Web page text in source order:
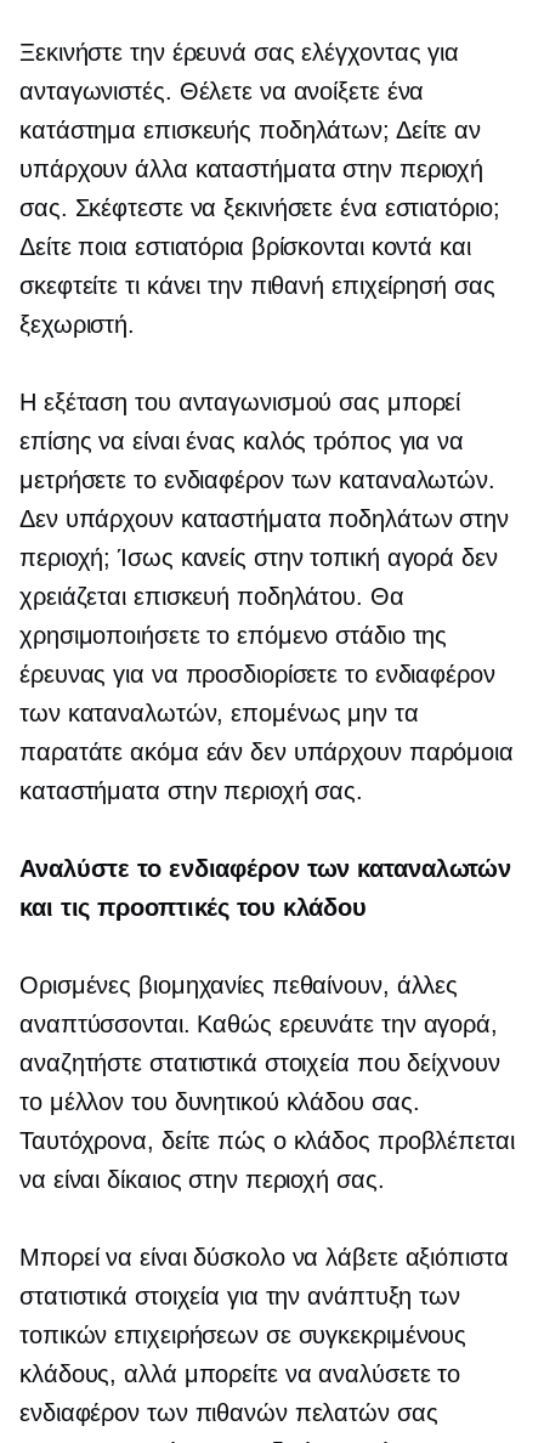
Ξεκινήστε την έρευνά σας ελέγχοντας για
ανταγωνιστές. Θέλετε να ανοίξετε ένα
κατάστημα επισκευής ποδηλάτων; Δείτε αν
υπάρχουν άλλα καταστήματα στην περιοχή
σας. Σκέφτεστε να ξεκινήσετε ένα εστιατόριο;
Δείτε ποια εστιατόρια βρίσκονται κοντά και
σκεφτείτε τι κάνει την πιθανή επιχείρησή σας
ξεχωριστή.
Η εξέταση του ανταγωνισμού σας μπορεί
επίσης να είναι ένας καλός τρόπος για να
μετρήσετε το ενδιαφέρον των καταναλωτών.
Δεν υπάρχουν καταστήματα ποδηλάτων στην
περιοχή; Ίσως κανείς στην τοπική αγορά δεν
χρειάζεται επισκευή ποδηλάτου. Θα
χρησιμοποιήσετε το επόμενο στάδιο της
έρευνας για να προσδιορίσετε το ενδιαφέρον
των καταναλωτών, επομένως μην τα
παρατάτε ακόμα εάν δεν υπάρχουν παρόμοια
καταστήματα στην περιοχή σας.
Αναλύστε το ενδιαφέρον των καταναλωτών
και τις προοπτικές του κλάδου
Ορισμένες βιομηχανίες πεθαίνουν, άλλες
αναπτύσσονται. Καθώς ερευνάτε την αγορά,
αναζητήστε στατιστικά στοιχεία που δείχνουν
το μέλλον του δυνητικού κλάδου σας.
Ταυτόχρονα, δείτε πώς ο κλάδος προβλέπεται
να είναι δίκαιος στην περιοχή σας.
Μπορεί να είναι δύσκολο να λάβετε αξιόπιστα
στατιστικά στοιχεία για την ανάπτυξη των
τοπικών επιχειρήσεων σε συγκεκριμένους
κλάδους, αλλά μπορείτε να αναλύσετε το
ενδιαφέρον των πιθανών πελατών σας